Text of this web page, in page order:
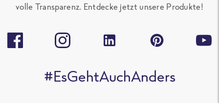
volle Transparenz. Entdecke jetzt unsere Produkte!
#EsGehtAuchAnders